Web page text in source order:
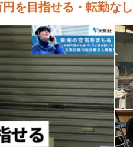
を目指せる・転勤な